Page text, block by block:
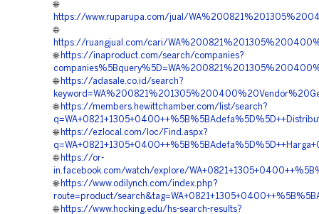
🌐
https://www.ruparupa.com/jual/
🌐
https://ruangjual.com/cari/
🌐 https://inaproduct.com/search/companies?
🌐 https://adasale.co.id/search?
🌐 https://members.hewittchamber.com/list/search?
🌐 https://ezlocal.com/loc/Find.aspx?
🌐 https://or-
in.facebook.com/watch/explore/
🌐 https://www.odilynch.com/index.php?
route=product/
🌐 https://www.hocking.edu/hs-search-results?